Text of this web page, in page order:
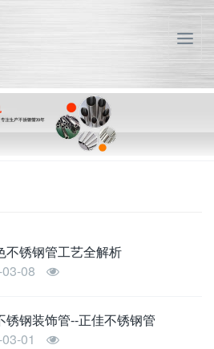
T
o
g
n
不锈钢管工艺全解析
08
锈钢装饰管--正佳不锈钢管
01